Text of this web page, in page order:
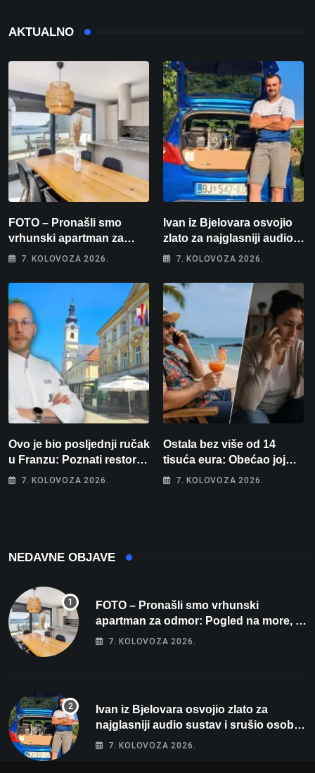
AKTUALNO
FOTO – Pronašli smo
vrhunski apartman za
odmor: Pogled na more, tri
osvaja
7. KOLOVOZA 2026.
Ivan iz Bjelovara osvojio
zlato za najglasniji audio
sustav i srušio osobni
7. KOLOVOZA 2026.
Ovo je bio posljednji ručak
u Franzu: Poznati restoran
otišao u povijest, a
7. KOLOVOZA 2026.
Ostala bez više od 14
tisuća eura: Obećao joj
auto za tjedan dana, a
7. KOLOVOZA 2026.
NEDAVNE OBJAVE
FOTO – Pronašli smo vrhunski
apartman za odmor: Pogled na more, tri
spavaće sobe i terasa koja osvaja
7. KOLOVOZA 2026.
Ivan iz Bjelovara osvojio zlato za
najglasniji audio sustav i srušio osobni
rekord od čak 145,9 dB!
7. KOLOVOZA 2026.